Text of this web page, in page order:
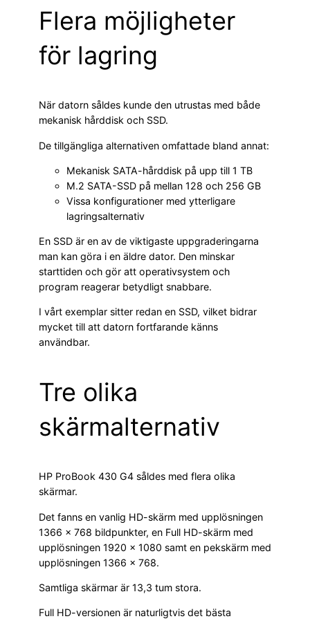
Flera möjligheter
för lagring
När datorn såldes kunde den utrustas med både
mekanisk hårddisk och SSD.
De tillgängliga alternativen omfattade bland annat:
Mekanisk SATA-hårddisk på upp till 1 TB
M.2 SATA-SSD på mellan 128 och 256 GB
Vissa konfigurationer med ytterligare
lagringsalternativ
En SSD är en av de viktigaste uppgraderingarna
man kan göra i en äldre dator. Den minskar
starttiden och gör att operativsystem och
program reagerar betydligt snabbare.
I vårt exemplar sitter redan en SSD, vilket bidrar
mycket till att datorn fortfarande känns
användbar.
Tre olika
skärmalternativ
HP ProBook 430 G4 såldes med flera olika
skärmar.
Det fanns en vanlig HD-skärm med upplösningen
1366 × 768 bildpunkter, en Full HD-skärm med
upplösningen 1920 × 1080 samt en pekskärm med
upplösningen 1366 × 768.
Samtliga skärmar är 13,3 tum stora.
Full HD-versionen är naturligtvis det bästa